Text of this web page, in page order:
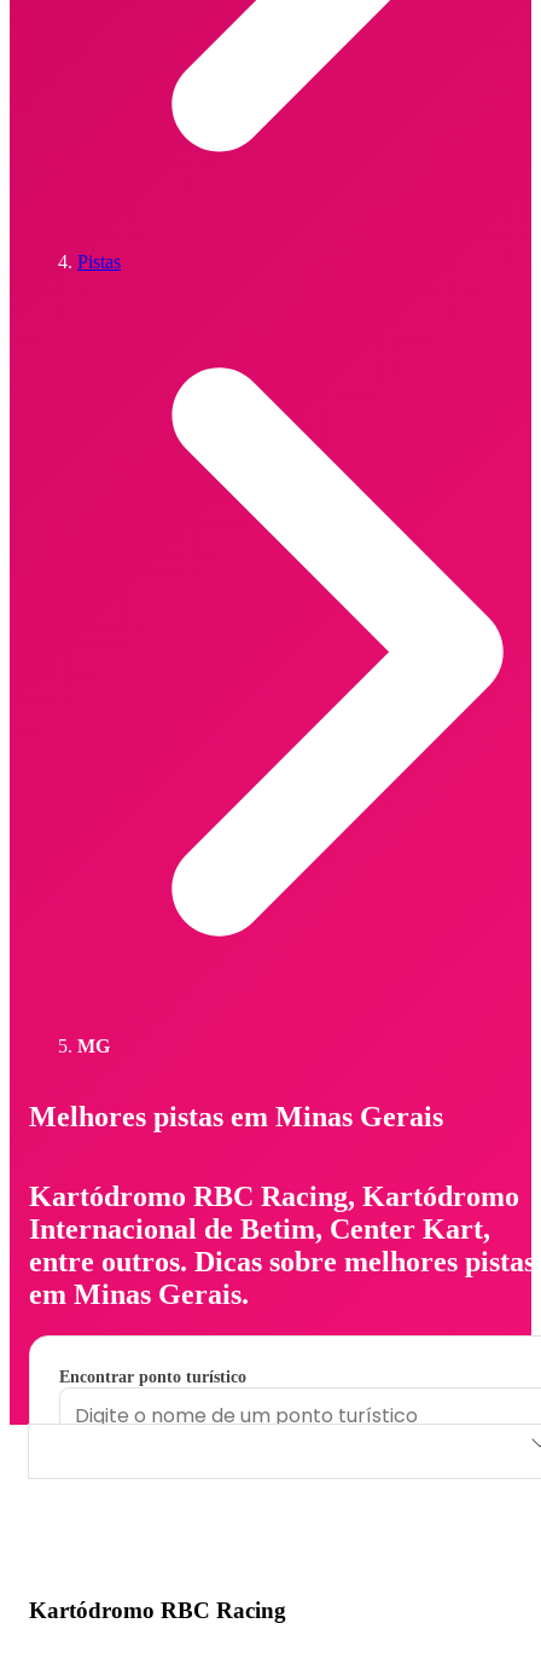
Pistas
MG
Melhores pistas em Minas Gerais
Kartódromo RBC Racing, Kartódromo
Internacional de Betim, Center Kart,
entre outros. Dicas sobre melhores pistas
em Minas Gerais.
Encontrar ponto turístico
Kartódromo RBC Racing